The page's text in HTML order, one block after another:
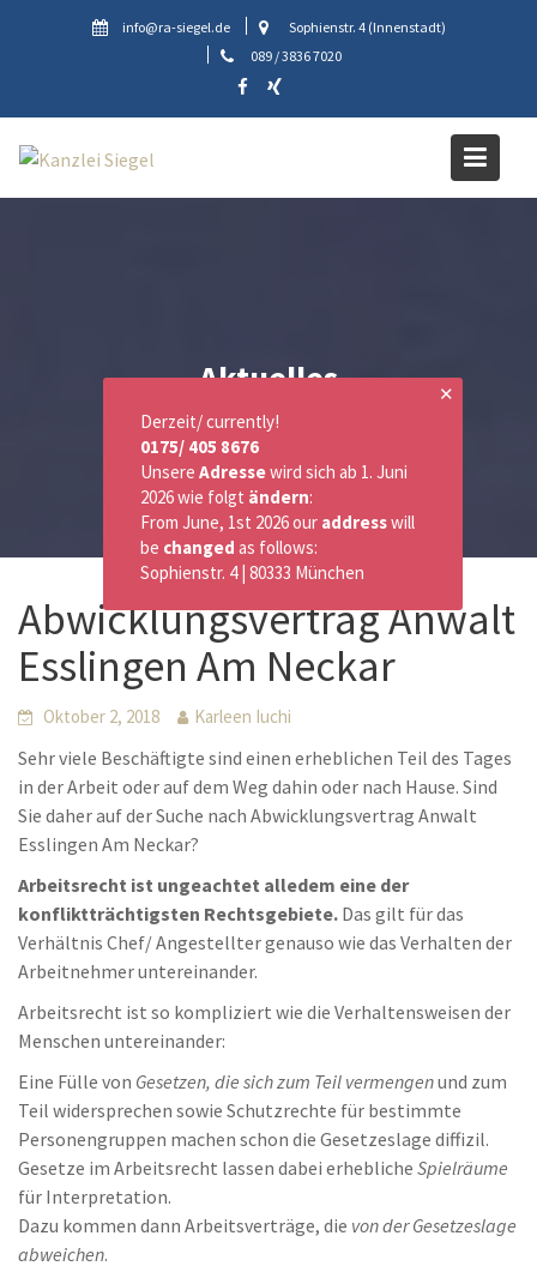
info@ra-siegel.de
Sophienstr. 4 (Innenstadt)
089 / 3836 7020
Aktuelles
Abwicklungsvertrag Anwalt
Esslingen Am Neckar
Oktober 2, 2018 Karleen Iuchi
Sehr viele Beschäftigte sind einen erheblichen Teil des Tages
in der Arbeit oder auf dem Weg dahin oder nach Hause. Sind
Sie daher auf der Suche nach Abwicklungsvertrag Anwalt
Esslingen Am Neckar?
Arbeitsrecht ist ungeachtet alledem eine der
konfliktträchtigsten Rechtsgebiete. Das gilt für das
Verhältnis Chef/ Angestellter genauso wie das Verhalten der
Arbeitnehmer untereinander.
Arbeitsrecht ist so kompliziert wie die Verhaltensweisen der
Menschen untereinander:
Eine Fülle von Gesetzen, die sich zum Teil vermengenund zum
Teil widersprechen sowie Schutzrechte für bestimmte
Personengruppen machen schon die Gesetzeslage diffizil.
Gesetze im Arbeitsrecht lassen dabei erhebliche Spielräume
für Interpretation.
Dazu kommen dann Arbeitsverträge, die von der Gesetzeslage
abweichen.
✕
Derzeit/ currently!
0175/ 405 8676
Unsere Adressewird sich ab 1. Juni
2026 wie folgt ändern:
From June, 1st 2026 our addresswill
be changed as follows:
Sophienstr. 4 | 80333 München